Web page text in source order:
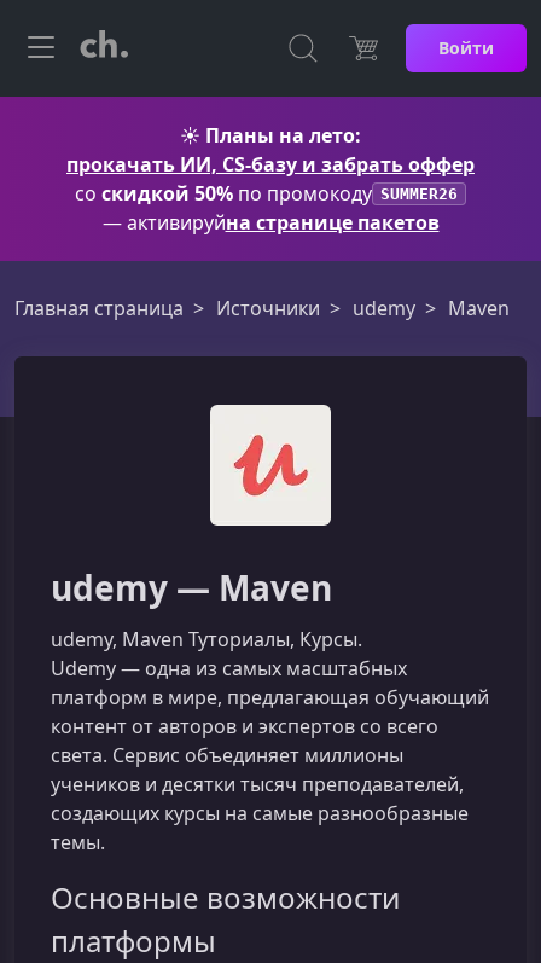
Войти
☀️ Планы на лето:
прокачать ИИ, CS-базу и забрать оффер
со скидкой 50% по промокоду SUMMER26
— активируйна странице пакетов
Главная страница Источники udemy Maven
udemy — Maven
udemy, Maven Туториалы, Курсы.
Udemy — одна из самых масштабных
платформ в мире, предлагающая обучающий
контент от авторов и экспертов со всего
света. Сервис объединяет миллионы
учеников и десятки тысяч преподавателей,
создающих курсы на самые разнообразные
темы.
Основные возможности
платформы